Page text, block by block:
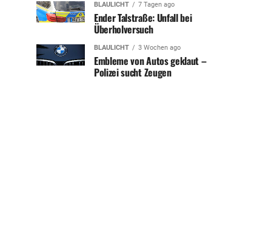
BLAULICHT 7 Tagen ago
Ender Talstraße: Unfall bei
Überholversuch
BLAULICHT 3 Wochen ago
Embleme von Autos geklaut –
Polizei sucht Zeugen